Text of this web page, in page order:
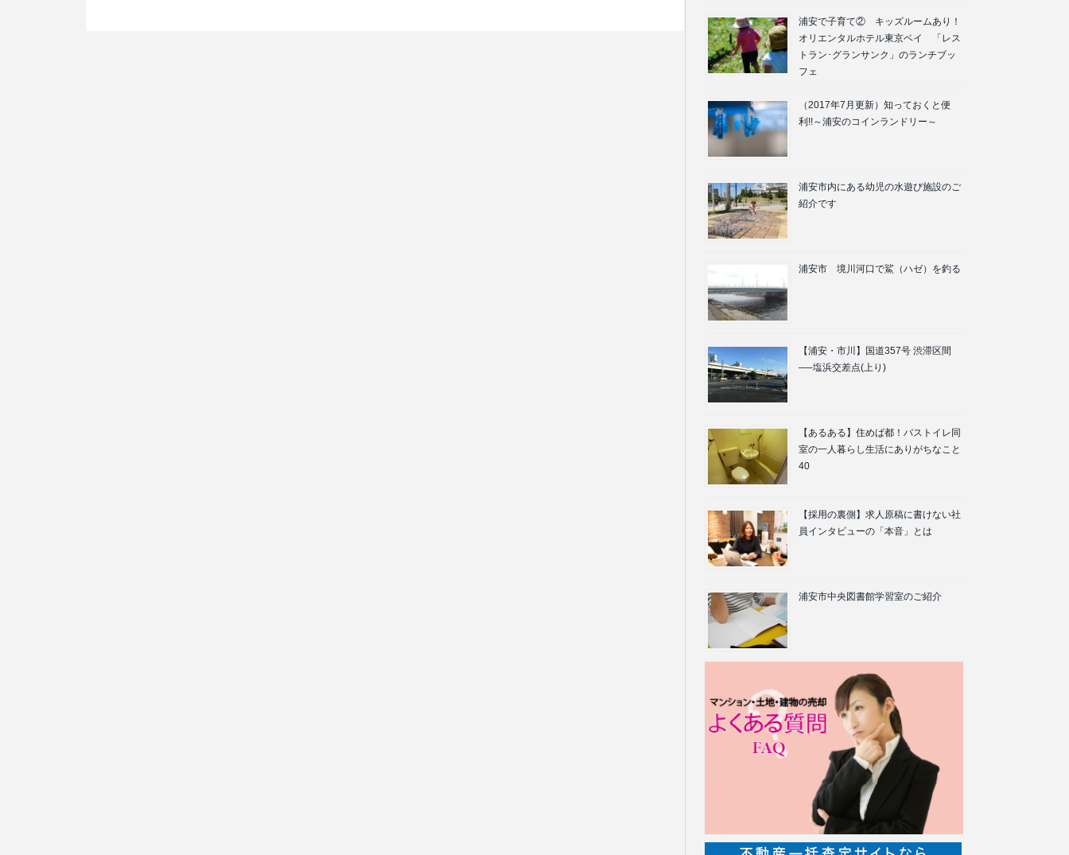
浦安で子育て② キッズルームあり！
オリエンタルホテル東京ベイ 「レス
トラン･グランサンク」のランチブッ
フェ
（2017年7月更新）知っておくと便
利!!～浦安のコインランドリー～
浦安市内にある幼児の水遊び施設のご
紹介です
浦安市 境川河口で鯊（ハゼ）を釣る
【浦安・市川】国道357号 渋滞区間
──塩浜交差点(上り)
【あるある】住めば都！バストイレ同
室の一人暮らし生活にありがちなこと
40
【採用の裏側】求人原稿に書けない社
員インタビューの「本音」とは
浦安市中央図書館学習室のご紹介